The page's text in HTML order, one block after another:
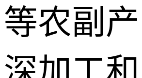
等农副